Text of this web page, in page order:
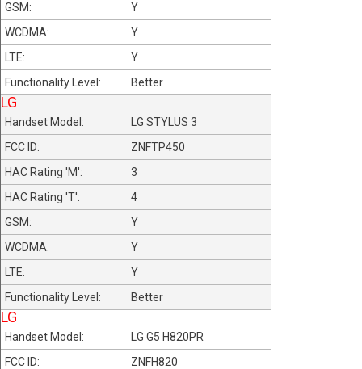
Y
Y
Y
Better
LG
LG STYLUS 3
ZNFTP450
3
4
Y
Y
Y
Better
LG
LG G5 H820PR
ZNFH820